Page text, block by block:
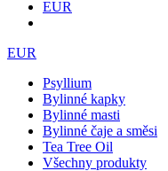
EUR
EUR
Psyllium
Bylinné kapky
Bylinné masti
Bylinné čaje a směsi
Tea Tree Oil
Všechny produkty